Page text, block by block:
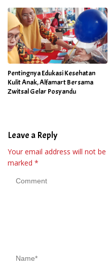
Pentingnya Edukasi Kesehatan
Kulit Anak, Alfamart Bersama
Zwitsal Gelar Posyandu
Leave a Reply
Your email address will not be
marked *